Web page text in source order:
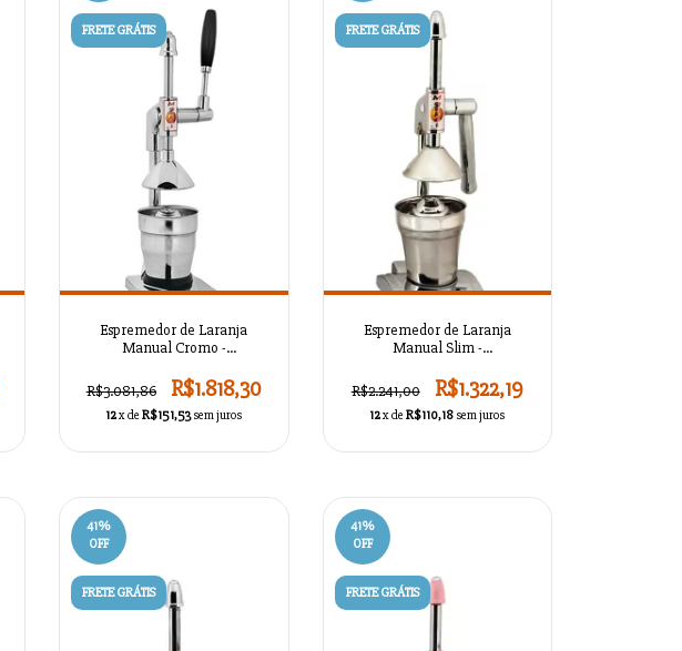
FRETE GRÁTIS
Espremedor de Laranja
Manual Cromo -
R$3.081,86
R$1.818,30
12x deR$151,53sem juros
FRETE GRÁTIS
Espremedor de Laranja
Manual Slim -
R$2.241,00
R$1.322,19
12x deR$110,18 sem juros
41%
OFF
FRETE GRÁTIS
41%
OFF
FRETE GRÁTIS